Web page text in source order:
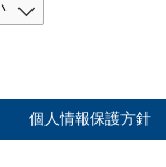
個人情報保護方針